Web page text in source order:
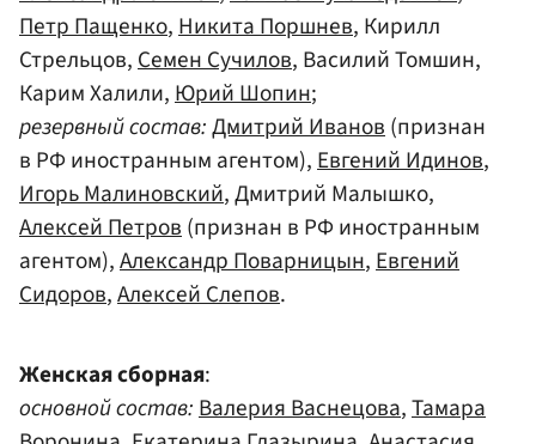
Петр Пащенко,Никита Поршнев, Кирилл
Стрельцов,Семен Сучилов, Василий Томшин,
Карим Халили,Юрий Шопин;
резервный состав:Дмитрий Иванов(признан
в РФ иностранным агентом),Евгений Идинов,
Игорь Малиновский, Дмитрий Малышко,
Алексей Петров(признан в РФ иностранным
агентом),Александр Поварницын,Евгений
Сидоров,Алексей Слепов.
Женская сборная:
основной состав:Валерия Васнецова,Тамара